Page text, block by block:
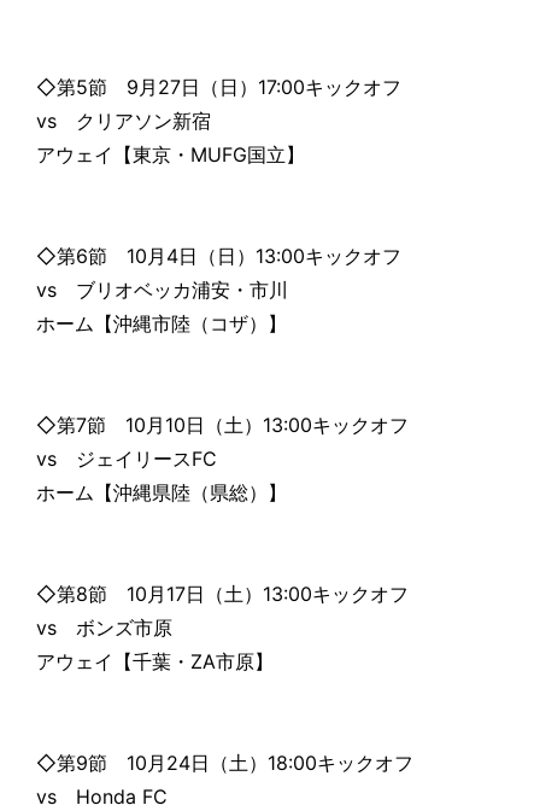
◇第5節 9月27日（日）17:00キックオフ
vs クリアソン新宿
アウェイ【東京・MUFG国立】
◇第6節 10月4日（日）13:00キックオフ
vs ブリオベッカ浦安・市川
ホーム【沖縄市陸（コザ）】
◇第7節 10月10日（土）13:00キックオフ
vs ジェイリースFC
ホーム【沖縄県陸（県総）】
◇第8節 10月17日（土）13:00キックオフ
vs ボンズ市原
アウェイ【千葉・ZA市原】
◇第9節 10月24日（土）18:00キックオフ
vs Honda FC